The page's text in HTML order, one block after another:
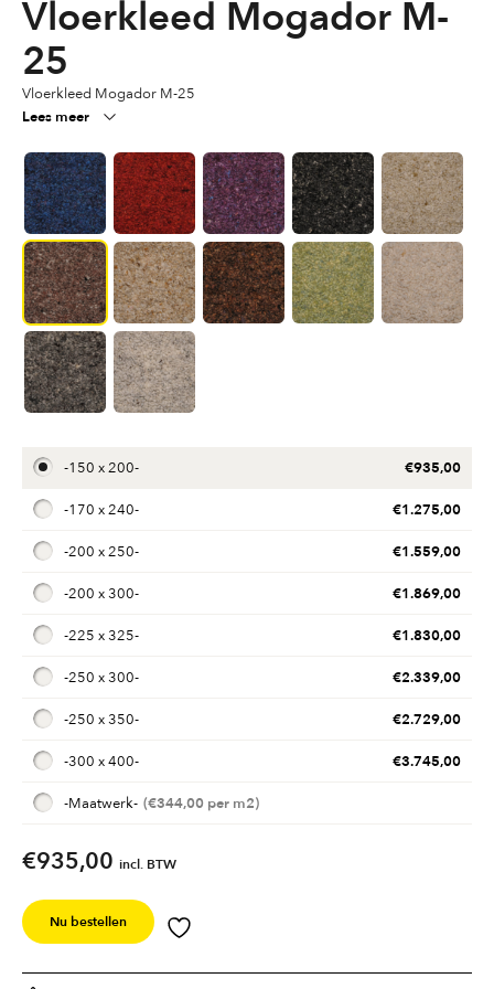
Vloerkleed Mogador M-
25
Vloerkleed Mogador M-25
Lees meer
-150 x 200- €935,00
-170 x 240- €1.275,00
-200 x 250- €1.559,00
-200 x 300- €1.869,00
-225 x 325- €1.830,00
-250 x 300- €2.339,00
-250 x 350- €2.729,00
-300 x 400- €3.745,00
-Maatwerk- €344,00
€935,00 incl. BTW
Nu bestellen